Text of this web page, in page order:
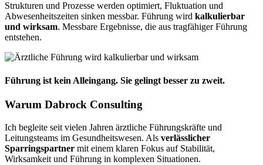
Strukturen und Prozesse werden optimiert, Fluktuation und
Abwesenheitszeiten sinken messbar. Führung wird kalkulierbar
und wirksam. Messbare Ergebnisse, die aus tragfähiger Führung
entstehen.
Führung ist kein Alleingang. Sie gelingt besser zu zweit.
Warum Dabrock Consulting
Ich begleite seit vielen Jahren ärztliche Führungskräfte und
Leitungsteams im Gesundheitswesen. Als verlässlicher
Sparringspartner mit einem klaren Fokus auf Stabilität,
Wirksamkeit und Führung in komplexen Situationen.